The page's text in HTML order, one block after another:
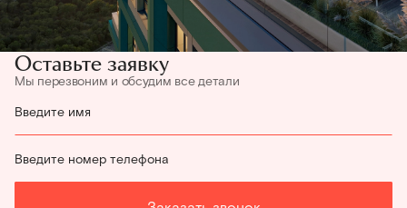
Оставьте заявку
Мы перезвоним и обсудим все детали
Введите имя
Введите номер телефона